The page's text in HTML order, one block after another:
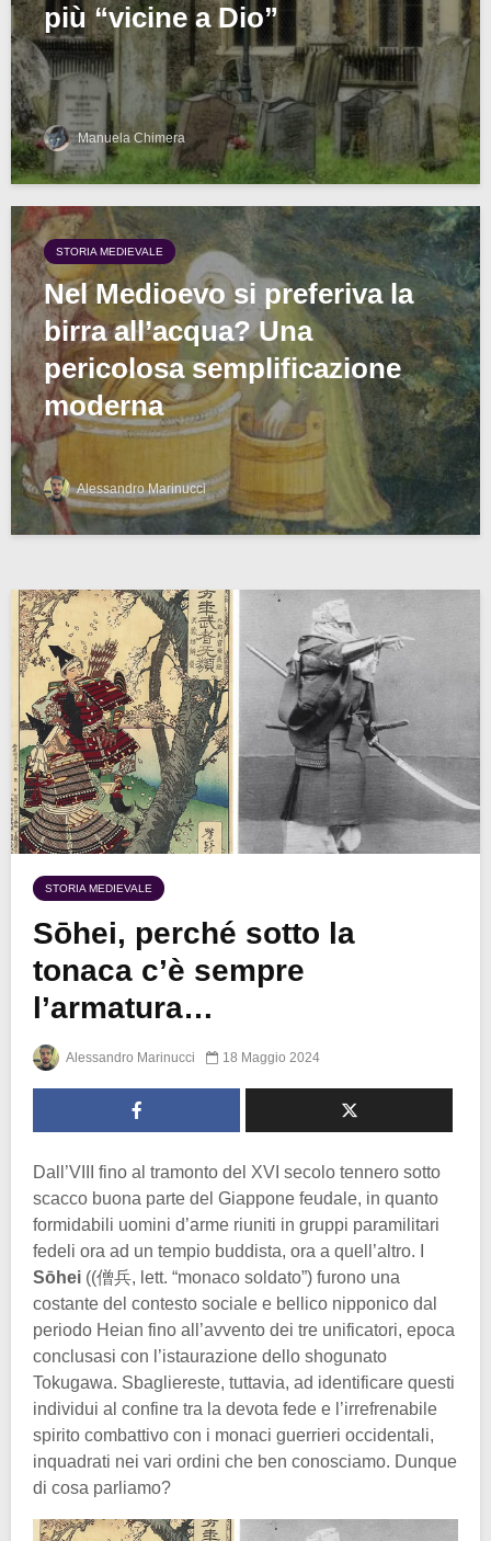
più “vicine a Dio”
Manuela Chimera
STORIA MEDIEVALE
Nel Medioevo si preferiva la
birra all’acqua? Una
pericolosa semplificazione
moderna
Alessandro Marinucci
STORIA MEDIEVALE
Sōhei, perché sotto la
tonaca c’è sempre
l’armatura…
Alessandro Marinucci 18 Maggio 2024
Dall’VIII fino al tramonto del XVI secolo tennero sotto
scacco buona parte del Giappone feudale, in quanto
formidabili uomini d’arme riuniti in gruppi paramilitari
fedeli ora ad un tempio buddista, ora a quell’altro. I
Sōhei ((僧兵, lett. “monaco soldato”) furono una
costante del contesto sociale e bellico nipponico dal
periodo Heian fino all’avvento dei tre unificatori, epoca
conclusasi con l’istaurazione dello shogunato
Tokugawa. Sbagliereste, tuttavia, ad identificare questi
individui al confine tra la devota fede e l’irrefrenabile
spirito combattivo con i monaci guerrieri occidentali,
inquadrati nei vari ordini che ben conosciamo. Dunque
di cosa parliamo?